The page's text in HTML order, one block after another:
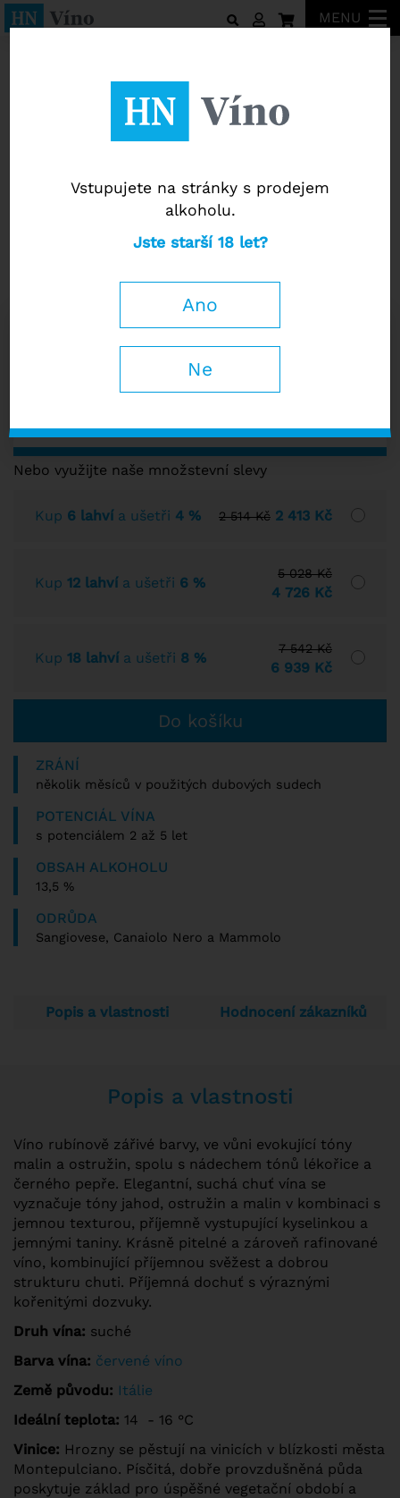
MENU
Rosso di Montepulciano DOC 2024
91 / 100
−
SKLADEM VÍCE NEŽ 10 KS
Nebo využijte naše množstevní slevy
Kup 6 lahvía ušetři 4 % 2 514 Kč 2 413 Kč
Kup 12 lahvía ušetři 6 %
5 028 Kč
4 726 Kč
Kup 18 lahvía ušetři 8 %
7 542 Kč
6 939 Kč
ZRÁNÍ
několik měsíců v použitých dubových sudech
POTENCIÁL VÍNA
s potenciálem 2 až 5 let
OBSAH ALKOHOLU
13,5 %
ODRŮDA
Sangiovese, Canaiolo Nero a Mammolo
Popis a vlastnosti Hodnocení zákazníků
Popis a vlastnosti
Víno rubínově zářivé barvy, ve vůni evokující tóny
malin a ostružin, spolu s nádechem tónů lékořice a
černého pepře. Elegantní, suchá chuť vína se
vyznačuje tóny jahod, ostružin a malin v kombinaci s
jemnou texturou, příjemně vystupující kyselinkou a
jemnými taniny. Krásně pitelné a zároveň rafinované
víno, kombinující příjemnou svěžest a dobrou
strukturu chuti. Příjemná dochuť s výraznými
kořenitými dozvuky.
Druh vína: suché
Barva vína: červené víno
Země původu: Itálie
Ideální teplota: 14 - 16 °C
Vinice: Hrozny se pěstují na vinicích v blízkosti města
Montepulciano. Písčitá, dobře provzdušněná půda
poskytuje základ pro úspěšné vegetační období a
Vstupujete na stránky s prodejem
alkoholu.
Jste starší 18 let?
Ano
Ne